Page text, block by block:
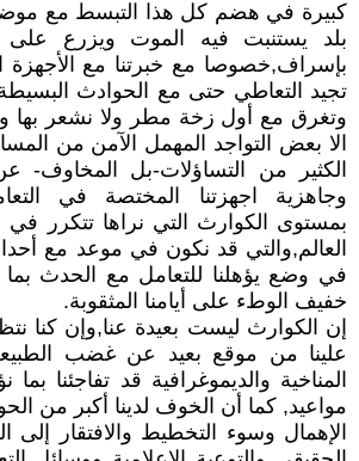
كبيرة في هضم كل هذا التبسط مع
بلد يستنبت فيه الموت ويزرع على
بإسراف,خصوصا مع خبرتنا مع الأجهزة
تجيد التعاطي حتى مع الحوادث
وتغرق مع أول زخة مطر ولا نشعر بها
الا بعض التواجد المهمل الآمن من
الكثير من التساؤلات-بل المخاوف-
وجاهزية اجهزتنا المختصة في
بمستوى الكوارث التي نراها تتكرر في
العالم,والتي قد نكون في موعد مع
في وضع يؤهلنا للتعامل مع الحدث
خفيف الوطء على أيامنا المثقوبة.
إن الكوارث ليست بعيدة عنا,وإن كنا
علينا من موقع بعيد عن غضب
المناخية والديموغرافية قد تفاجئنا بما
مواعيد, كما أن الخوف لدينا أكبر من
الإهمال وسوء التخطيط والافتقار